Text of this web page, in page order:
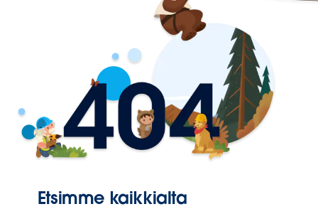
Etsimme kaikkialta